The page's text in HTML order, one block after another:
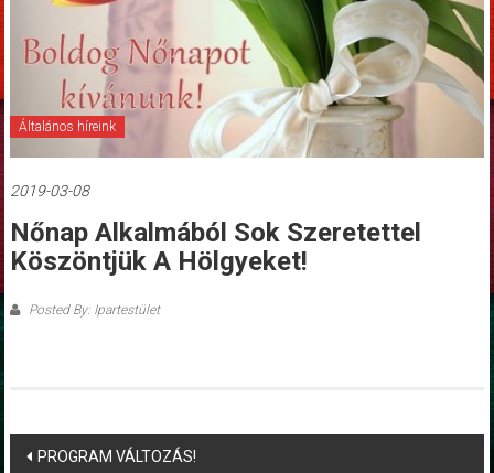
Általános híreink
2019-03-08
Nőnap Alkalmából Sok Szeretettel
Köszöntjük A Hölgyeket!
Posted By: Ipartestület
Post
PROGRAM VÁLTOZÁS!